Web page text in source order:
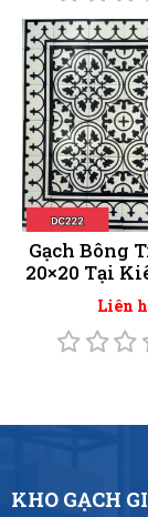
Gạch Bông
20×20 Tại
Liên
KHO GẠCH